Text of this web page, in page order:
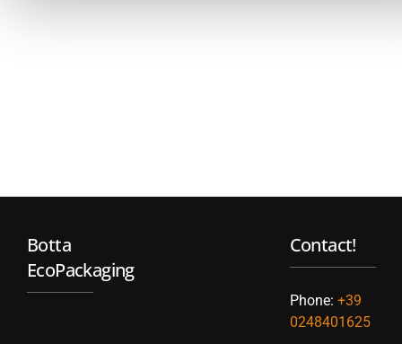
Botta
EcoPackaging
Contact!
Phone: +39
0248401625